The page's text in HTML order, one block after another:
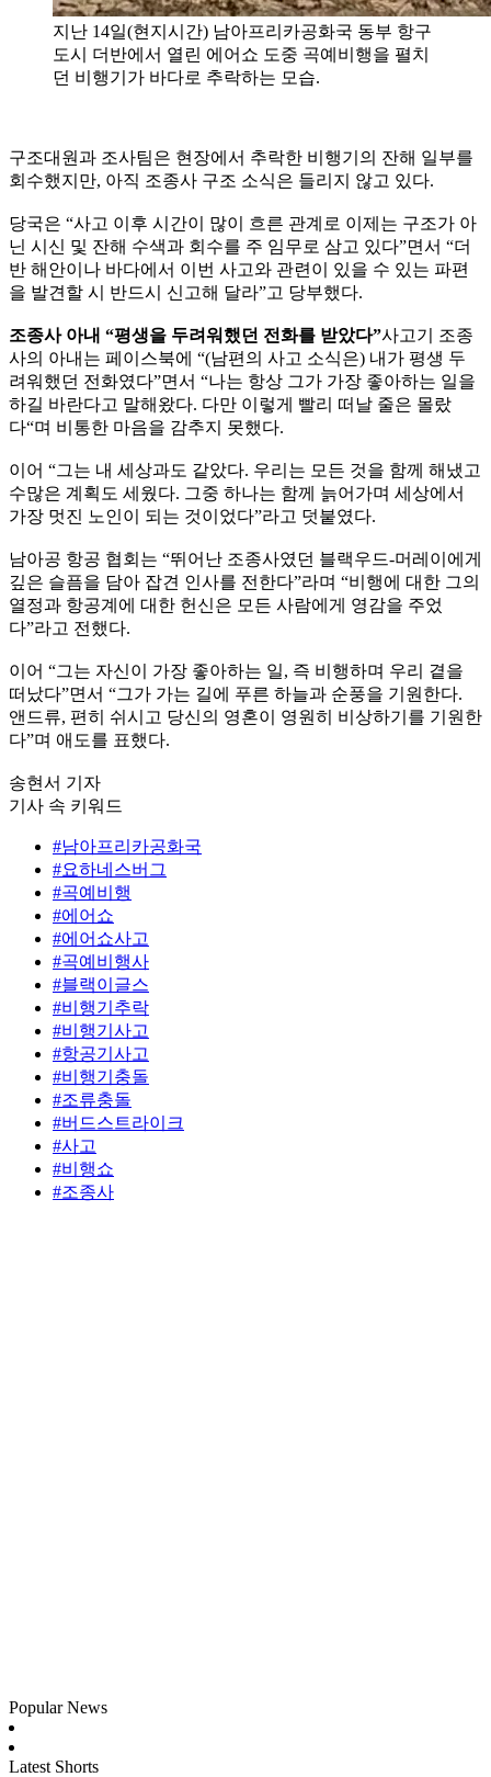
지난 14일(현지시간) 남아프리카공화국 동부 항구
도시 더반에서 열린 에어쇼 도중 곡예비행을 펼치
던 비행기가 바다로 추락하는 모습.
구조대원과 조사팀은 현장에서 추락한 비행기의 잔해 일부를
회수했지만, 아직 조종사 구조 소식은 들리지 않고 있다.
당국은 “사고 이후 시간이 많이 흐른 관계로 이제는 구조가 아
닌 시신 및 잔해 수색과 회수를 주 임무로 삼고 있다”면서 “더
반 해안이나 바다에서 이번 사고와 관련이 있을 수 있는 파편
을 발견할 시 반드시 신고해 달라”고 당부했다.
조종사 아내 “평생을 두려워했던 전화를 받았다”사고기 조종
사의 아내는 페이스북에 “(남편의 사고 소식은) 내가 평생 두
려워했던 전화였다”면서 “나는 항상 그가 가장 좋아하는 일을
하길 바란다고 말해왔다. 다만 이렇게 빨리 떠날 줄은 몰랐
다“며 비통한 마음을 감추지 못했다.
이어 “그는 내 세상과도 같았다. 우리는 모든 것을 함께 해냈고
수많은 계획도 세웠다. 그중 하나는 함께 늙어가며 세상에서
가장 멋진 노인이 되는 것이었다”라고 덧붙였다.
남아공 항공 협회는 “뛰어난 조종사였던 블랙우드-머레이에게
깊은 슬픔을 담아 잡견 인사를 전한다”라며 “비행에 대한 그의
열정과 항공계에 대한 헌신은 모든 사람에게 영감을 주었
다”라고 전했다.
이어 “그는 자신이 가장 좋아하는 일, 즉 비행하며 우리 곁을
떠났다”면서 “그가 가는 길에 푸른 하늘과 순풍을 기원한다.
앤드류, 편히 쉬시고 당신의 영혼이 영원히 비상하기를 기원한
다”며 애도를 표했다.
송현서 기자
기사 속 키워드
#남아프리카공화국
#요하네스버그
#곡예비행
#에어쇼
#에어쇼사고
#곡예비행사
#블랙이글스
#비행기추락
#비행기사고
#항공기사고
#비행기충돌
#조류충돌
#버드스트라이크
#사고
#비행쇼
#조종사
Popular News
Latest Shorts